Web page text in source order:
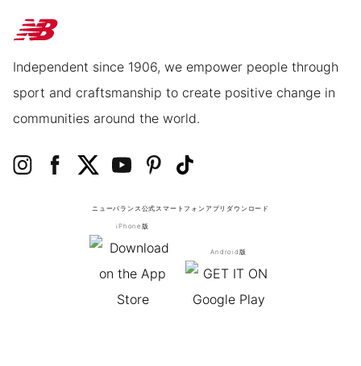
Independent since 1906, we empower people through
sport and craftsmanship to create positive change in
communities around the world.
ニューバランス公式スマートフォンアプリ ダウンロード
iPhone版
Android版